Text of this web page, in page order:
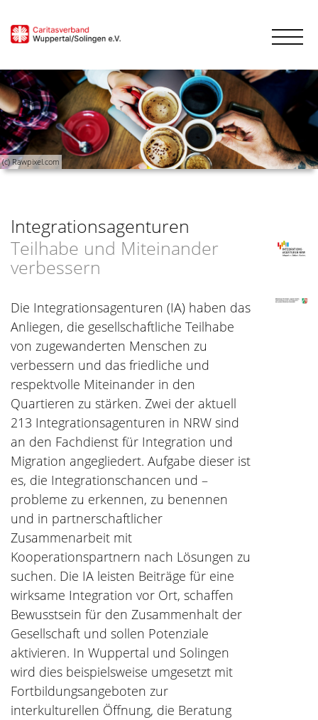
(c) Rawpixel.com
Integrationsagenturen
Teilhabe und Miteinander
verbessern
Die Integrationsagenturen (IA) haben das
Anliegen, die gesellschaftliche Teilhabe
von zugewanderten Menschen zu
verbessern und das friedliche und
respektvolle Miteinander in den
Quartieren zu stärken. Zwei der aktuell
213 Integrationsagenturen in NRW sind
an den Fachdienst für Integration und
Migration angegliedert. Aufgabe dieser ist
es, die Integrationschancen und –
probleme zu erkennen, zu benennen
und in partnerschaftlicher
Zusammenarbeit mit
Kooperationspartnern nach Lösungen zu
suchen. Die IA leisten Beiträge für eine
wirksame Integration vor Ort, schaffen
Bewusstsein für den Zusammenhalt der
Gesellschaft und sollen Potenziale
aktivieren. In Wuppertal und Solingen
wird dies beispielsweise umgesetzt mit
Fortbildungsangeboten zur
interkulturellen Öffnung, die Beratung